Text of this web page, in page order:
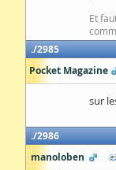
Et
2985
Pocket Magazine
sur
2986
manoloben